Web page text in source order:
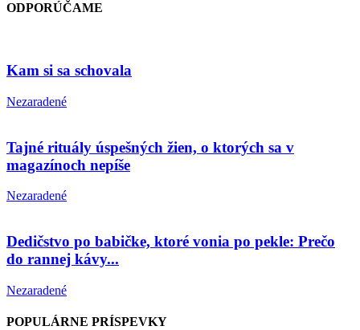
ODPORÚČAME
Kam si sa schovala
Nezaradené
Tajné rituály úspešných žien, o ktorých sa v
magazínoch nepíše
Nezaradené
Dedičstvo po babičke, ktoré vonia po pekle: Prečo
do rannej kávy...
Nezaradené
POPULÁRNE PRÍSPEVKY